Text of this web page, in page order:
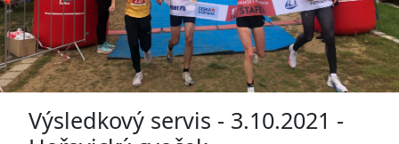
Výsledkový servis - 3.10.2021 -